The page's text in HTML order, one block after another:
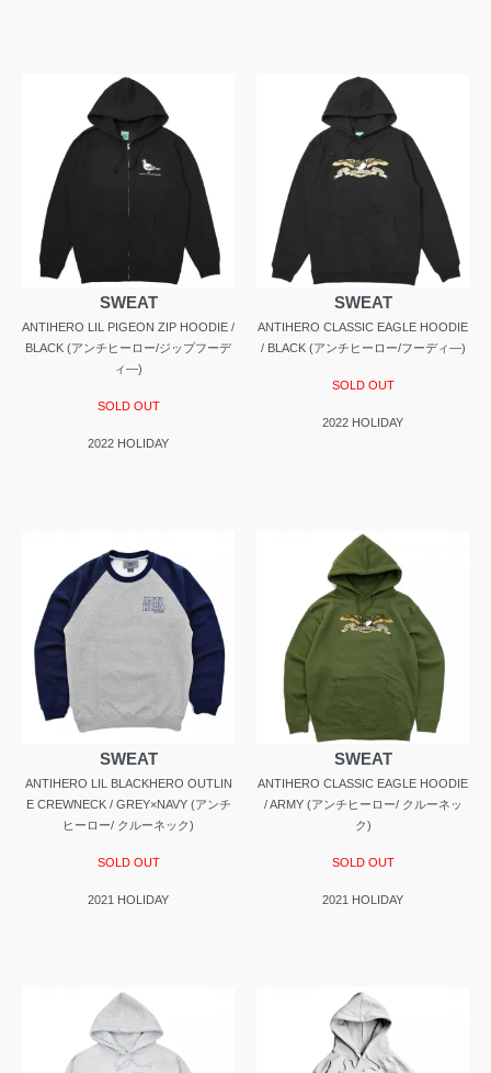
SWEAT
ANTIHERO LIL PIGEON ZIP HOODIE /
BLACK (アンチヒーロー/ジップフーデ
ィ―)
SOLD OUT
2022 HOLIDAY
SWEAT
ANTIHERO CLASSIC EAGLE HOODIE
/ BLACK (アンチヒーロー/フーディ―)
SOLD OUT
2022 HOLIDAY
SWEAT
ANTIHERO LIL BLACKHERO OUTLIN
E CREWNECK / GREY×NAVY (アンチ
ヒーロー/ クルーネック)
SOLD OUT
2021 HOLIDAY
SWEAT
ANTIHERO CLASSIC EAGLE HOODIE
/ ARMY (アンチヒーロー/ クルーネッ
ク)
SOLD OUT
2021 HOLIDAY